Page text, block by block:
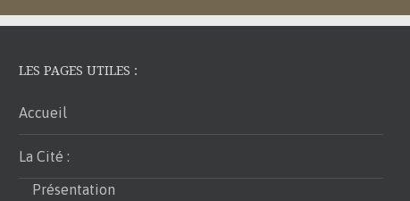
LES PAGES UTILES :
Accueil
La Cité :
Présentation